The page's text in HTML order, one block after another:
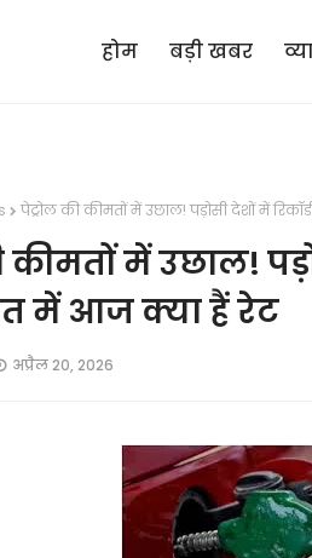
होम बड़ी खबर
पेट्रोल की कीमतों में उछाल! पड़ोसी देशों में
कीमतों में उछाल!
में आज क्या हैं रेट
अप्रैल 20, 2026